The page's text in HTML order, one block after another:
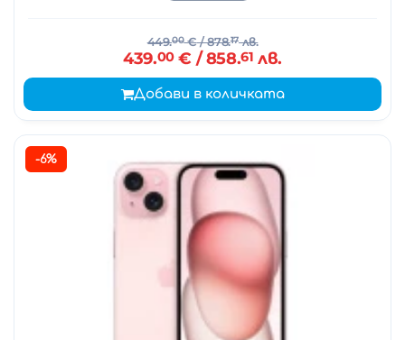
449.00€/ 878.17лв.
439.00€ / 858.61 лв.
Добави в количката
-6%